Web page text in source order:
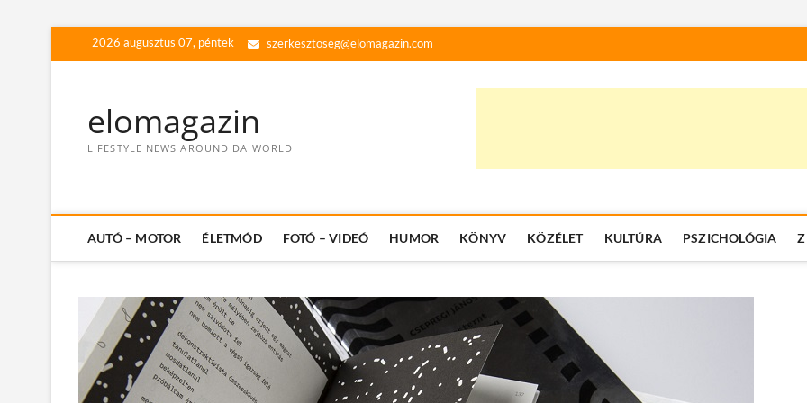
2026 augusztus 07, péntek szerkesztoseg@elomagazin.com
elomagazin
LIFESTYLE NEWS AROUND DA WORLD
AUTÓ – MOTOR ÉLETMÓD FOTÓ – VIDEÓ HUMOR KÖNYV KÖZÉLET KULTÚRA PSZICHOLÓGIA